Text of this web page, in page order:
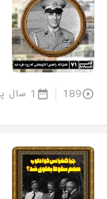
189 1 سال پیش